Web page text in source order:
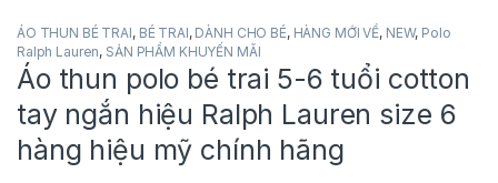
ÁO THUN BÉ TRAI, BÉ TRAI, DÀNH CHO BÉ, HÀNG MỚI VỀ, NEW, Polo
Ralph Lauren, SẢN PHẨM KHUYẾN MÃI
Áo thun polo bé trai 5-6 tuổi cotton
tay ngắn hiệu Ralph Lauren size 6
hàng hiệu mỹ chính hãng